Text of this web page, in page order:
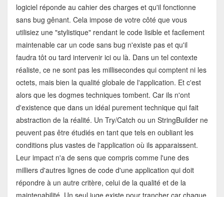
logiciel réponde au cahier des charges et qu'il fonctionne
sans bug gênant. Cela impose de votre côté que vous
utilisiez une "stylistique" rendant le code lisible et facilement
maintenable car un code sans bug n'existe pas et qu'il
faudra tôt ou tard intervenir ici ou là. Dans un tel contexte
réaliste, ce ne sont pas les millisecondes qui comptent ni les
octets, mais bien la qualité globale de l'application. Et c'est
alors que les dogmes techniques tombent. Car ils n'ont
d'existence que dans un idéal purement technique qui fait
abstraction de la réalité. Un Try/Catch ou un StringBuilder ne
peuvent pas être étudiés en tant que tels en oubliant les
conditions plus vastes de l'application où ils apparaissent.
Leur impact n'a de sens que compris comme l'une des
milliers d'autres lignes de code d'une application qui doit
répondre à un autre critère, celui de la qualité et de la
maintenabilité. Un seul juge existe pour trancher car chaque